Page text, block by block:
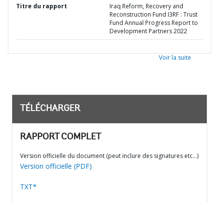
Titre du rapport
Iraq Reform, Recovery and
Reconstruction Fund I3RF : Trust
Fund Annual Progress Report to
Development Partners 2022
Voir la suite
TÉLÉCHARGER
RAPPORT COMPLET
Version officielle du document (peut inclure des signatures etc…)
Version officielle (PDF)
TXT*